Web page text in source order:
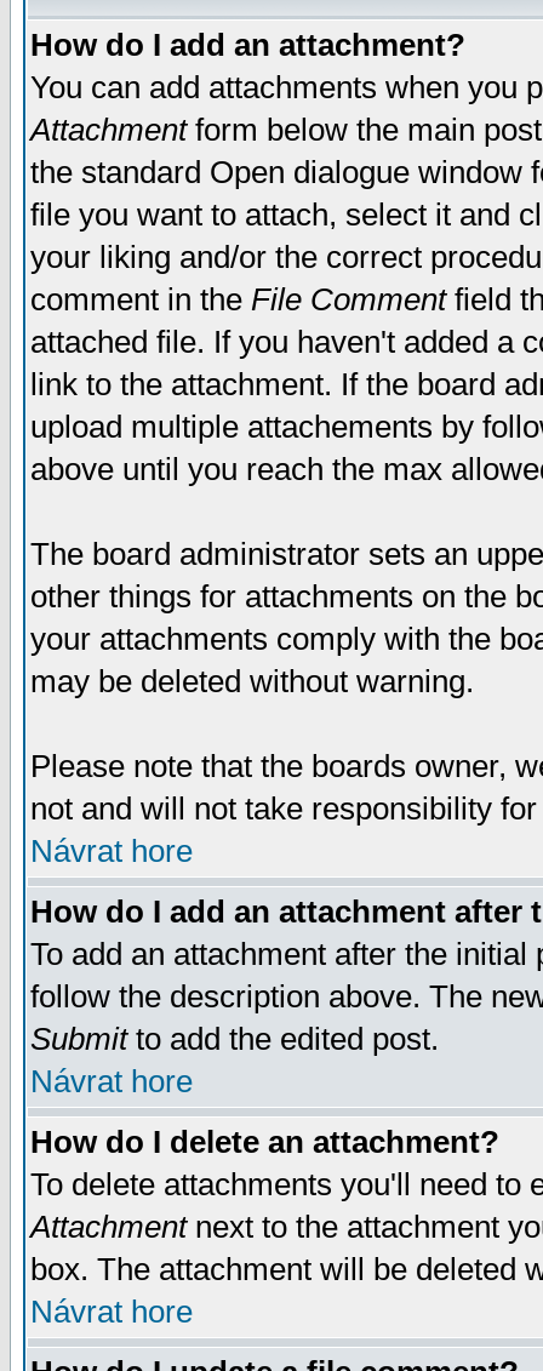
How do I add an attachment?
You can add attachments when you
Attachmentform below the main
the standard Open dialogue window
file you want to attach, select it and
your liking and/or the correct
comment in the File Commentfield
attached file. If you haven't added a
link to the attachment. If the board
upload multiple attachements by
above until you reach the max
The board administrator sets an
other things for attachments on the
your attachments comply with the
may be deleted without warning.
Please note that the boards owner,
not and will not take responsibility
Návrat hore
How do I add an attachment after
To add an attachment after the
follow the description above. The
Submitto add the edited post.
Návrat hore
How do I delete an attachment?
To delete attachments you'll need
Attachmentnext to the attachment
box. The attachment will be deleted
Návrat hore